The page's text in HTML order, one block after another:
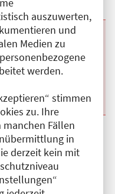
auszuwerten,
und
Medien zu
werden.
stimmen
zu. Ihre
Fällen
in
derzeit kein mit
Uhr
Uhr